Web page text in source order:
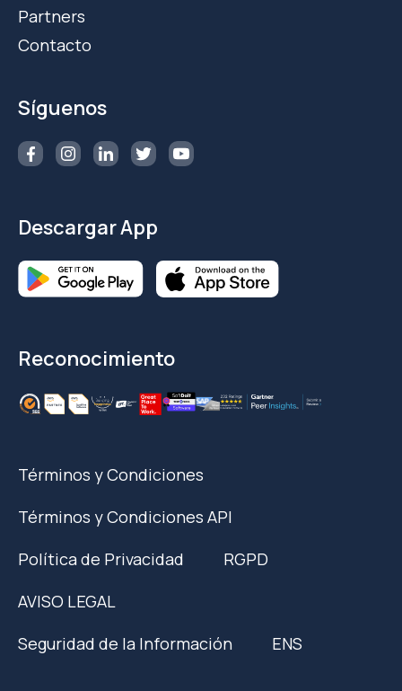
Partners
Contacto
Síguenos
Descargar App
Reconocimiento
Términos y Condiciones
Términos y Condiciones API
Política de Privacidad
RGPD
AVISO LEGAL
Seguridad de la Información
ENS